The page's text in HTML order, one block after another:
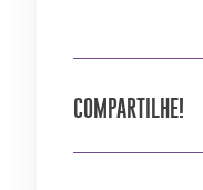
COMPARTILHE!